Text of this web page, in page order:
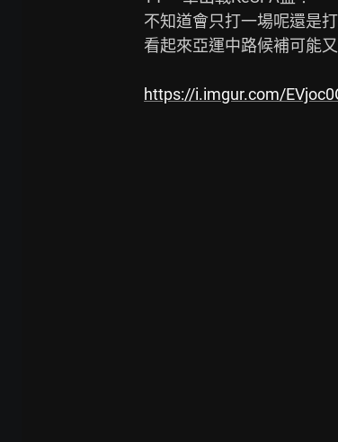
不知道會只打一場呢還是
看起來亞運中路候補可能
https://i.imgur.com/